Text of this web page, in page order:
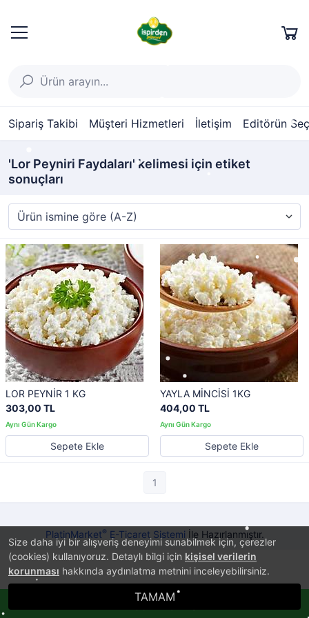
Sipariş Takibi Müşteri Hizmetleri İletişim Editörün
Size daha iyi bir alışveriş deneyimi sunabilmek için, çerezler
(cookies) kullanıyoruz. Detaylı bilgi için kişisel verilerin
korunması hakkında aydınlatma metnini inceleyebilirsiniz.
TAMAM
'Lor Peyniri Faydaları' kelimesi için etiket
sonuçları
LOR PEYNİR 1 KG
303,00 TL
Sepete Ekle
YAYLA MİNCİSİ 1KG
404,00 TL
Sepete Ekle
1
PlatinMarket® E-Ticaret Sistemi İle Hazırlanmıştır.
Whatsappla Sipariş Ver!